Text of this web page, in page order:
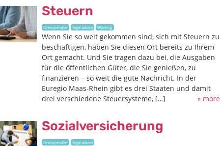
Steuern
Grenzpendler legal advice Working
Wenn Sie so weit gekommen sind, sich mit Steuern zu
beschäftigen, haben Sie diesen Ort bereits zu Ihrem
Ort gemacht. Und Sie tragen dazu bei, die Ausgaben
für die öffentlichen Güter, die Sie genießen, zu
finanzieren – so weit die gute Nachricht. In der
Euregio Maas-Rhein gibt es drei Staaten und damit
drei verschiedene Steuersysteme, […]
» more
Sozialversicherung
Grenzpendler legal advice